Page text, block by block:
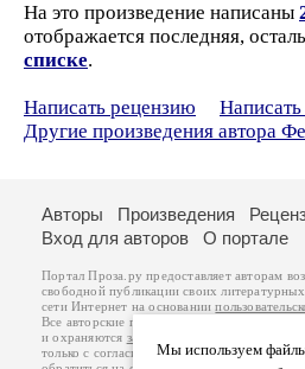
На это произведение написаны
отображается последняя,
списке.
Написать рецензию
Другие произведения автора
Мы используем
Авторы Произведения
Вход для авторов
О портале
Портал Проза.ру предоставляет авторам
свободной публикации своих
сети Интернет на основании
Все авторские права на произведения
и охраняются законом
. Перепечатка
только с согласия его автора, к которому